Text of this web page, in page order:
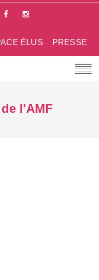
PRESSE
ÉLUS
l'AMF